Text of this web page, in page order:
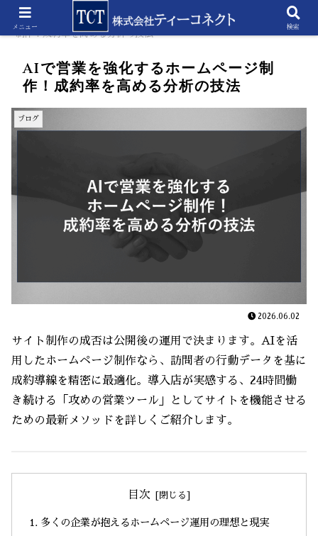
ホーム ブログ
AIで営業を強化するホームページ
制作！成約率を高める分析の技法
AIで営業を強化するホームページ制
作！成約率を高める分析の技法
ブログ
2026.06.02
サイト制作の成否は公開後の運用で決まります。AIを活
用したホームページ制作なら、訪問者の行動データを基に
成約導線を精密に最適化。導入店が実感する、24時間働
き続ける「攻めの営業ツール」としてサイトを機能させる
ための最新メソッドを詳しくご紹介します。
目次
多くの企業が抱えるホームページ運用の理想と現実
メニュー 検索